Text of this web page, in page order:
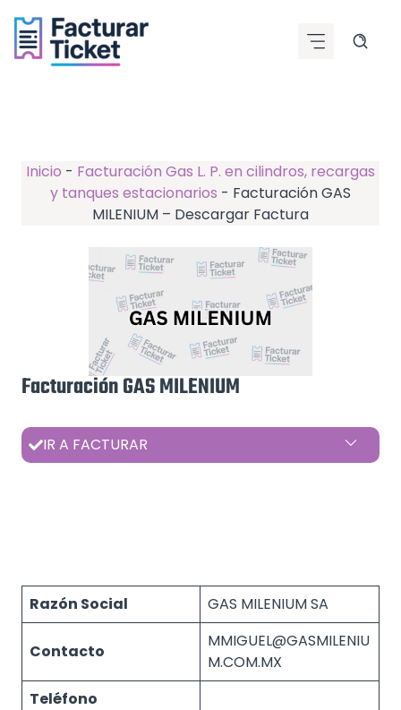
contenido
Inicio - Facturación Gas L. P. en cilindros, recargas
y tanques estacionarios - Facturación GAS
MILENIUM – Descargar Factura
Facturación GAS MILENIUM
IR A FACTURAR
Razón Social GAS MILENIUM SA
Contacto
MMIGUEL@GASMILENIU
M.COM.MX
Teléfono